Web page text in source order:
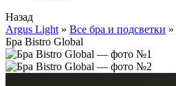
Назад
Argus Light » Все бра и подсветки »
Бра Bistro Global